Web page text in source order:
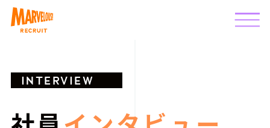
INTERVIEW